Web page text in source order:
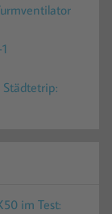
im Test: